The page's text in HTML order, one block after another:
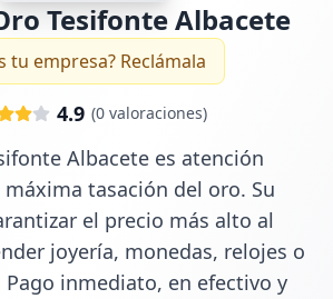
Tesifonte Albacete
tu empresa? Reclámala
4.9 (0valoraciones)
Albacete es atención
tasación del oro. Su
el precio más alto al
joyería, monedas, relojes o
inmediato, en efectivo y